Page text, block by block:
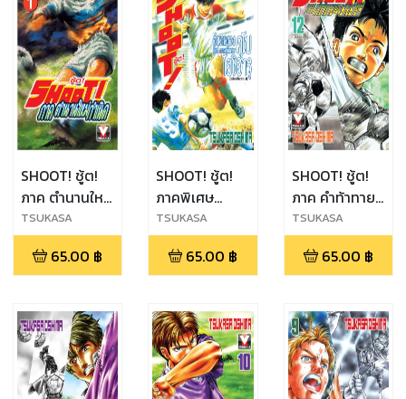
SHOOT! ชู้ต!
ภาค ตำนานใหม่
กำเนิด เล่ม 1
TSUKASA
OSHIMA
65.00 ฿
SHOOT! ชู้ต!
ภาคพิเศษ
ตำนานของ คุโบ
โยชิฮารุ เล่ม
เดียวจบ
TSUKASA
OSHIMA
65.00 ฿
SHOOT! ชู้ต!
ภาค คำท้าทาย
ของชายชาตรี
เล่ม 12 (จบ)
TSUKASA
OSHIMA
65.00 ฿